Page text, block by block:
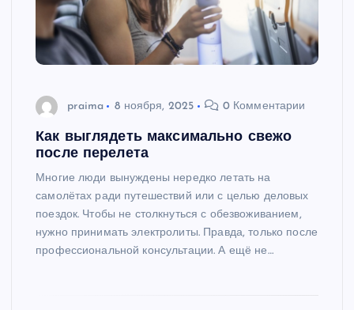
praima 8 ноября, 2025 0 Комментарии
Как выглядеть максимально свежо
после перелета
Многие люди вынуждены нередко летать на
самолётах ради путешествий или с целью деловых
поездок. Чтобы не столкнуться с обезвоживанием,
нужно принимать электролиты. Правда, только после
профессиональной консультации. А ещё не…